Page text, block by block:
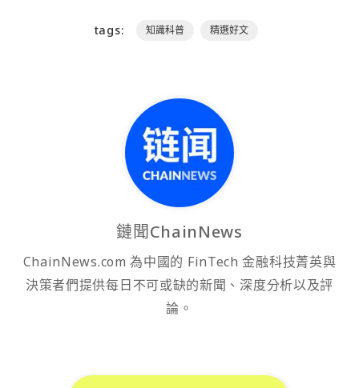
tags: 知識科普 精選好文
鏈聞ChainNews
ChainNews.com 為中國的 FinTech 金融科技菁英與
決策者們提供每日不可或缺的新聞、深度分析以及評
論。